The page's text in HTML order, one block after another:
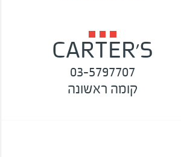
CARTER'S
03-5797707
קומה ראשונה